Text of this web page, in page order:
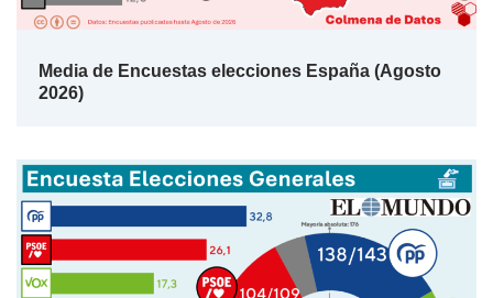
Media de Encuestas elecciones España (Agosto
2026)